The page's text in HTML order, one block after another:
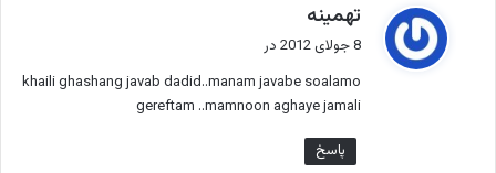
تهمینه
ف
:
8 جولای 2012 در
khaili ghashang javab dadid..manam javabe soalamo
gereftam ..mamnoon aghaye jamali
پاسخ